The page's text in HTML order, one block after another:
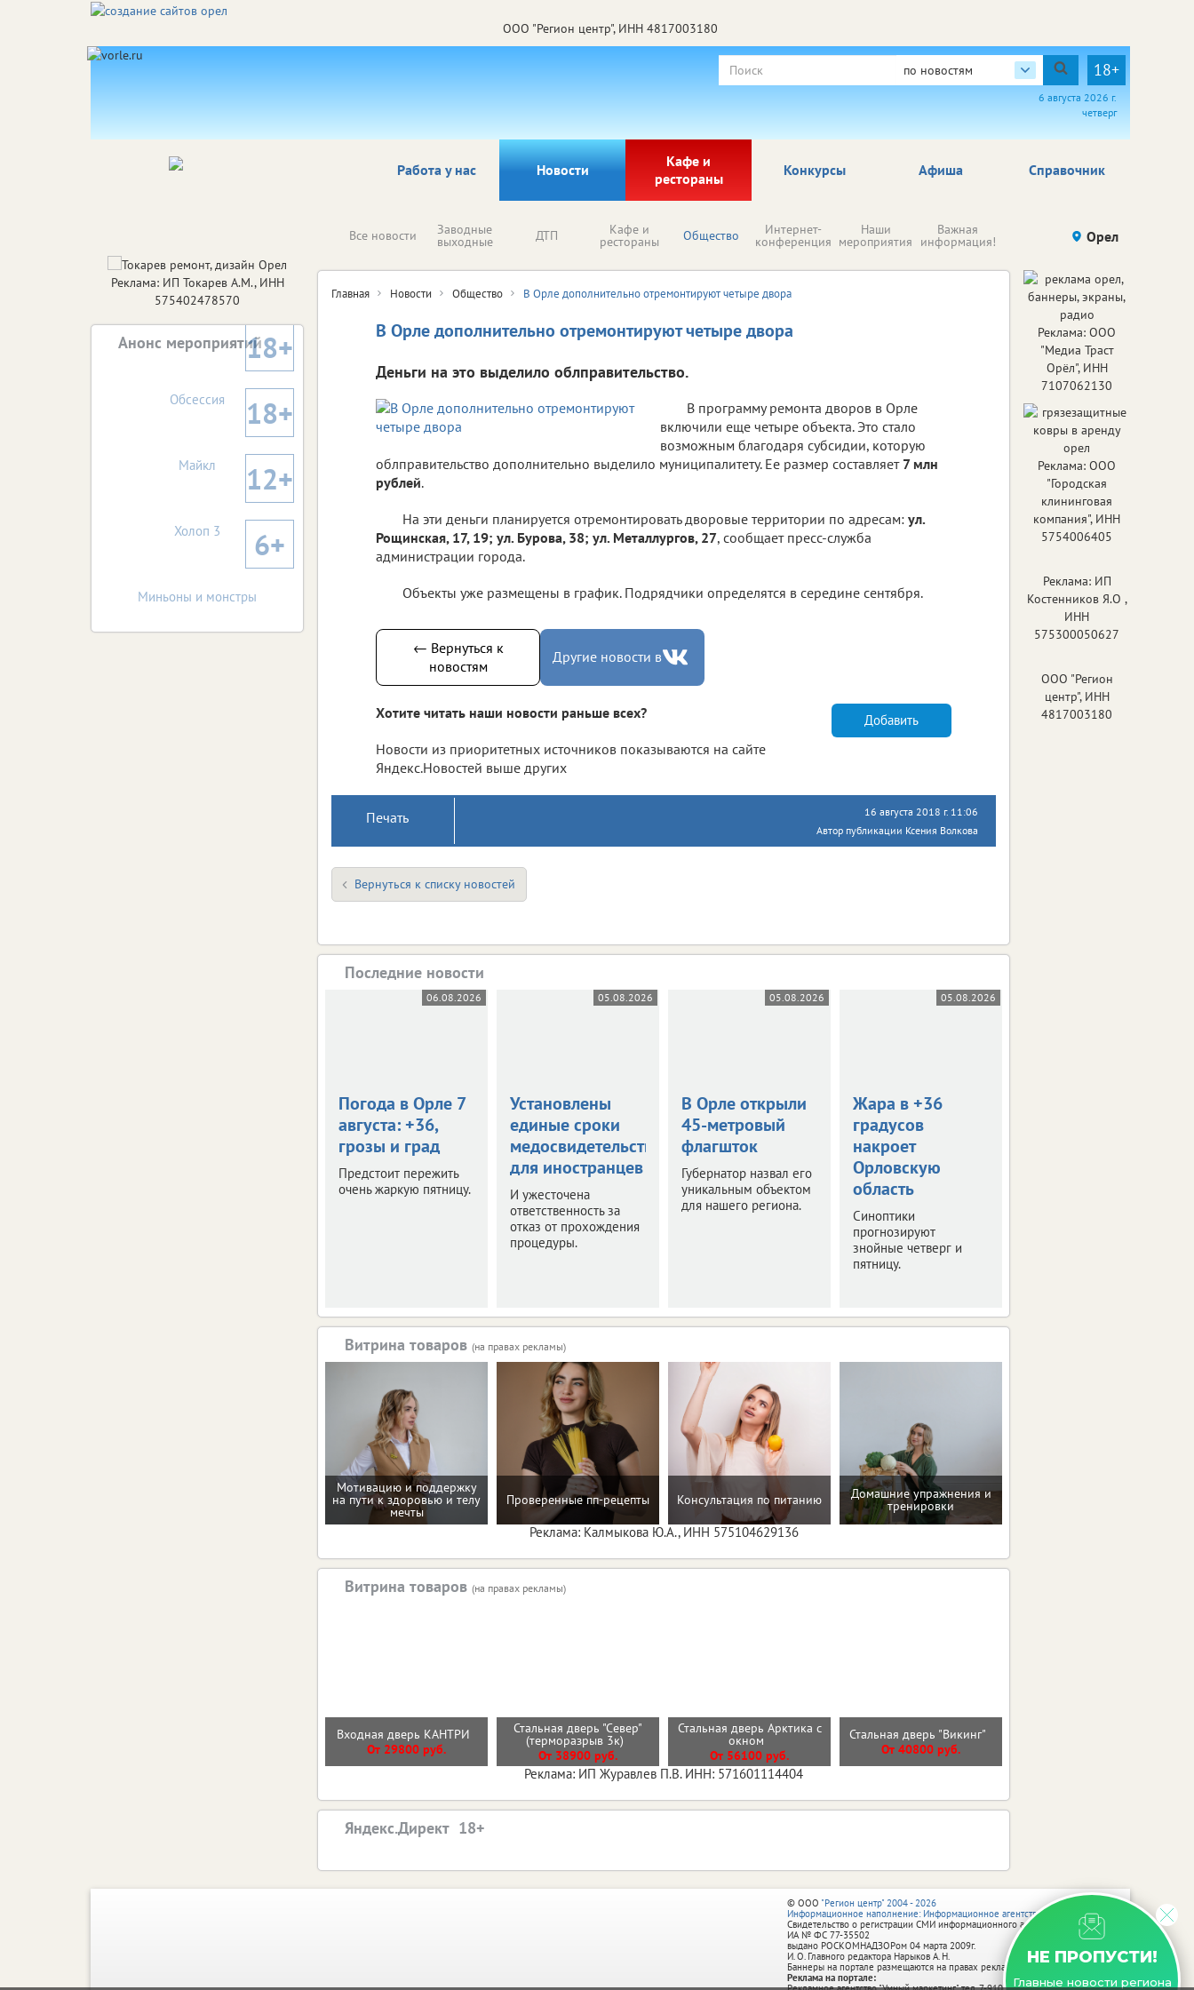
ООО "Регион центр", ИНН 4817003180
по новостям 18+
6 августа 2026 г.
четверг
Работа у нас Новости
Кафе и
рестораны
Афиша Справочник
Конкурсы
Все новости Заводные
выходные ДТП Кафе и
рестораны Общество Интернет-
конференция
Наши
мероприятия
Важная
информация! Происшествия Здоровье
Орел
Главная Новости Общество В Орле дополнительно отремонтируют четыре двора
В Орле дополнительно отремонтируют четыре двора
Деньги на это выделило облправительство.
В программу ремонта дворов в Орле
включили еще четыре объекта. Это стало
возможным благодаря субсидии, которую
облправительство дополнительно выделило муниципалитету. Ее размер составляет 7 млн
рублей.
На эти деньги планируется отремонтировать дворовые территории по адресам: ул.
Рощинская, 17, 19; ул. Бурова, 38; ул. Металлургов, 27, сообщает пресс-служба
администрации города.
Объекты уже размещены в график. Подрядчики определятся в середине сентября.
← Вернуться к
новостям
Другие новости в
Хотите читать наши новости раньше всех?
Новости из приоритетных источников показываются на сайте
Яндекс.Новостей выше других
Добавить
Печать
16 августа 2018 г. 11:06
Автор публикации Ксения Волкова
Вернуться к списку новостей
Последние новости
06.08.2026
Погода в Орле 7
августа: +36,
грозы и град
Предстоит пережить
очень жаркую пятницу.
05.08.2026
Установлены
единые сроки
медосвидетельствования
для иностранцев
И ужесточена
ответственность за
отказ от прохождения
процедуры.
05.08.2026
В Орле открыли
45-метровый
флагшток
Губернатор назвал его
уникальным объектом
для нашего региона.
05.08.2026
Жара в +36
градусов
накроет
Орловскую
область
Синоптики
прогнозируют
знойные четверг и
пятницу.
Витрина товаров (на правах рекламы)
Мотивацию и поддержку
на пути к здоровью и телу
мечты
Проверенные пп-рецепты Консультация по питанию Домашние упражнения и
тренировки
Реклама: Калмыкова Ю.А., ИНН 575104629136
Витрина товаров (на правах рекламы)
Входная дверь КАНТРИ
От 29800 руб.
Стальная дверь "Север"
(терморазрыв 3к)
От 38900 руб.
Стальная дверь Арктика с
окном
От 56100 руб.
Стальная дверь "Викинг"
От 40800 руб.
Реклама: ИП Журавлев П.В. ИНН: 571601114404
Яндекс.Директ
Реклама: ИП Токарев А.М., ИНН
575402478570
Анонс мероприятий18+
Обсессия 18+
Майкл 12+
Холоп 3 6+
Миньоны и монстры
Реклама: ООО
"Медиа Траст
Орёл", ИНН
7107062130
Реклама: ООО
"Городская
клининговая
компания", ИНН
5754006405
Реклама: ИП
Костенников Я.О ,
ИНН
575300050627
ООО "Регион
центр", ИНН
4817003180
НЕ ПРОПУСТИ!
Главные новости региона
© ООО "Регион центр" 2004 - 2026
Информационное наполнение: Информационное агентство vRossii.ru
Свидетельство о регистрации СМИ информационного агентства vRossii.ru
ИА № ФС 77‑35502
выдано РОСКОМНАДЗОРом 04 марта 2009г.
И. О. Главного редактора Нарыков А. Н.
Баннеры на портале размещаются на правах рекламы.
Реклама на портале: